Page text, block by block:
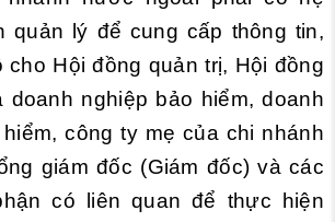
quản lý để cung cấp thông tin,
cho Hội đồng quản trị, Hội đồng
doanh nghiệp bảo hiểm, doanh
công ty mẹ của chi nhánh
giám đốc (Giám đốc) và các
có liên quan để thực hiện